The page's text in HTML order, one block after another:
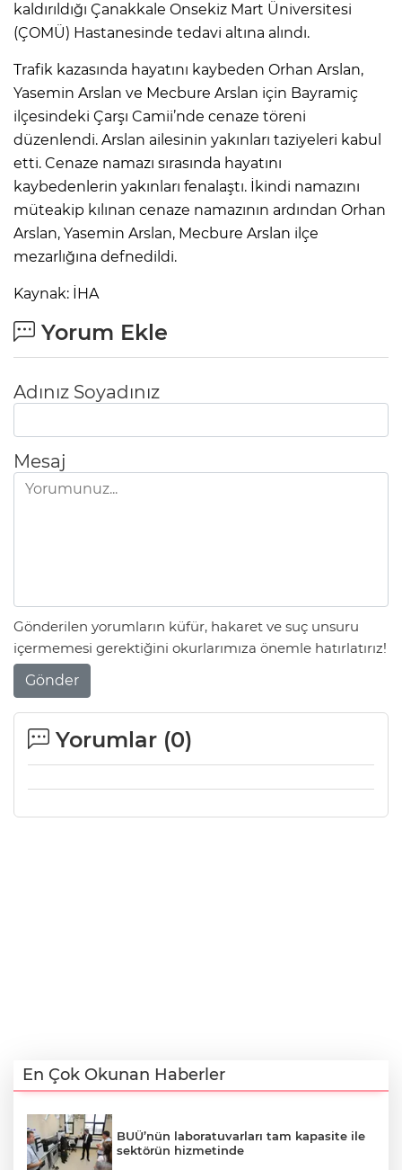
kaldırıldığı Çanakkale Onsekiz Mart Üniversitesi
(ÇOMÜ) Hastanesinde tedavi altına alındı.
Trafik kazasında hayatını kaybeden Orhan Arslan,
Yasemin Arslan ve Mecbure Arslan için Bayramiç
ilçesindeki Çarşı Camii’nde cenaze töreni
düzenlendi. Arslan ailesinin yakınları taziyeleri kabul
etti. Cenaze namazı sırasında hayatını
kaybedenlerin yakınları fenalaştı. İkindi namazını
müteakip kılınan cenaze namazının ardından Orhan
Arslan, Yasemin Arslan, Mecbure Arslan ilçe
mezarlığına defnedildi.
Kaynak: İHA
Yorum Ekle
Adınız Soyadınız
Mesaj
Gönderilen yorumların küfür, hakaret ve suç unsuru
içermemesi gerektiğini okurlarımıza önemle hatırlatırız!
Gönder
Yorumlar (0)
En Çok Okunan Haberler
BUÜ’nün laboratuvarları tam kapasite ile
sektörün hizmetinde